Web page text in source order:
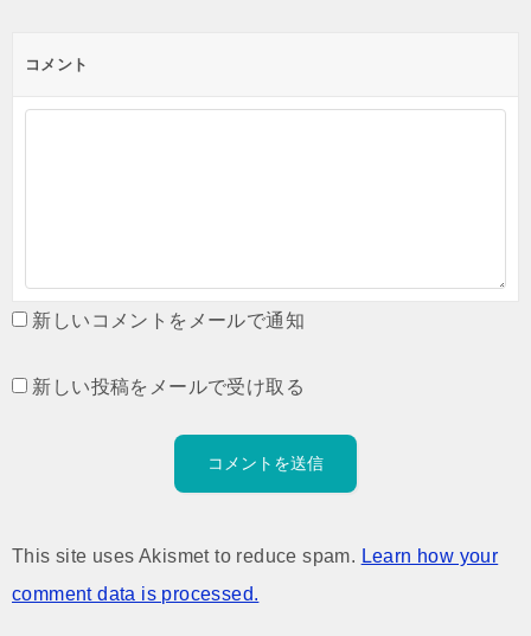
コメント
新しいコメントをメールで通知
新しい投稿をメールで受け取る
This site uses Akismet to reduce spam. Learn how your
comment data is processed.